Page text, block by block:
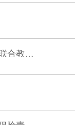
金融知识普及月 金融知识进万家 新华保险积极开展2021年“金融联合教育宣传活动”